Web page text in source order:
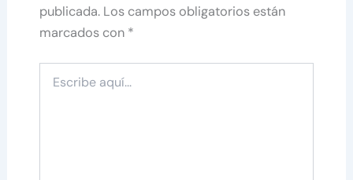
publicada. Los campos obligatorios están
marcados con *
aquí...